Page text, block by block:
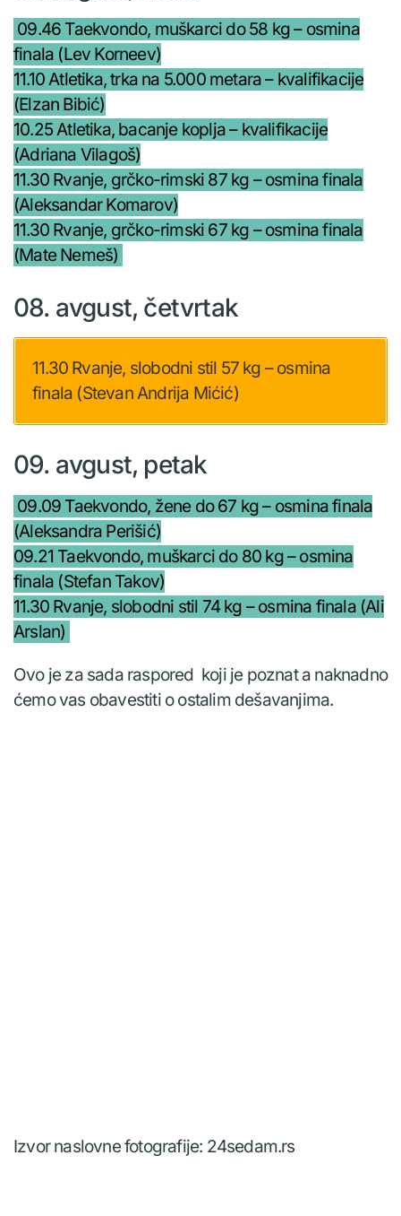
09.46 Taekvondo, muškarci do 58 kg – osmina
finala (Lev Korneev)
11.10 Atletika, trka na 5.000 metara – kvalifikacije
(Elzan Bibić)
10.25 Atletika, bacanje koplja – kvalifikacije
(Adriana Vilagoš)
11.30 Rvanje, grčko-rimski 87 kg – osmina finala
(Aleksandar Komarov)
11.30 Rvanje, grčko-rimski 67 kg – osmina finala
(Mate Nemeš)
08. avgust, četvrtak
11.30 Rvanje, slobodni stil 57 kg – osmina
finala (Stevan Andrija Mićić)
09. avgust, petak
09.09 Taekvondo, žene do 67 kg – osmina finala
(Aleksandra Perišić)
09.21 Taekvondo, muškarci do 80 kg – osmina
finala (Stefan Takov)
11.30 Rvanje, slobodni stil 74 kg – osmina finala (Ali
Arslan)
Ovo je za sada raspored koji je poznat a naknadno
ćemo vas obavestiti o ostalim dešavanjima.
Izvor naslovne fotografije: 24sedam.rs